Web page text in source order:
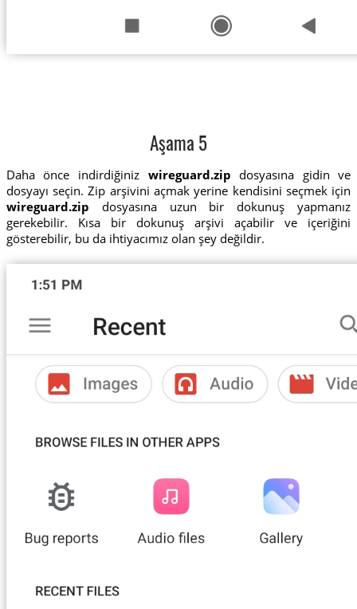
Aşama 5
Daha önce indirdiğiniz wireguard.zip dosyasına gidin ve
dosyayı seçin. Zip arşivini açmak yerine kendisini seçmek için
wireguard.zip dosyasına uzun bir dokunuş yapmanız
gerekebilir. Kısa bir dokunuş arşivi açabilir ve içeriğini
gösterebilir, bu da ihtiyacımız olan şey değildir.